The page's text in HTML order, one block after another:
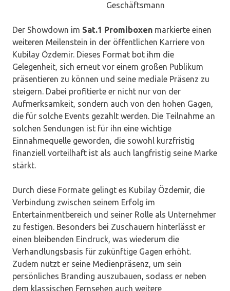
Geschäftsmann
Der Showdown im Sat.1 Promiboxen markierte einen
weiteren Meilenstein in der öffentlichen Karriere von
Kubilay Özdemir. Dieses Format bot ihm die
Gelegenheit, sich erneut vor einem großen Publikum
präsentieren zu können und seine mediale Präsenz zu
steigern. Dabei profitierte er nicht nur von der
Aufmerksamkeit, sondern auch von den hohen Gagen,
die für solche Events gezahlt werden. Die Teilnahme an
solchen Sendungen ist für ihn eine wichtige
Einnahmequelle geworden, die sowohl kurzfristig
finanziell vorteilhaft ist als auch langfristig seine Marke
stärkt.
Durch diese Formate gelingt es Kubilay Özdemir, die
Verbindung zwischen seinem Erfolg im
Entertainmentbereich und seiner Rolle als Unternehmer
zu festigen. Besonders bei Zuschauern hinterlässt er
einen bleibenden Eindruck, was wiederum die
Verhandlungsbasis für zukünftige Gagen erhöht.
Zudem nutzt er seine Medienpräsenz, um sein
persönliches Branding auszubauen, sodass er neben
dem klassischen Fernsehen auch weitere